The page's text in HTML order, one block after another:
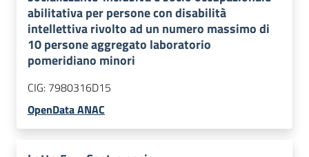
abilitativa per persone con disabilità
intellettiva rivolto ad un numero massimo di
10 persone aggregato laboratorio
pomeridiano minori
CIG: 7980316D15
OpenData ANAC